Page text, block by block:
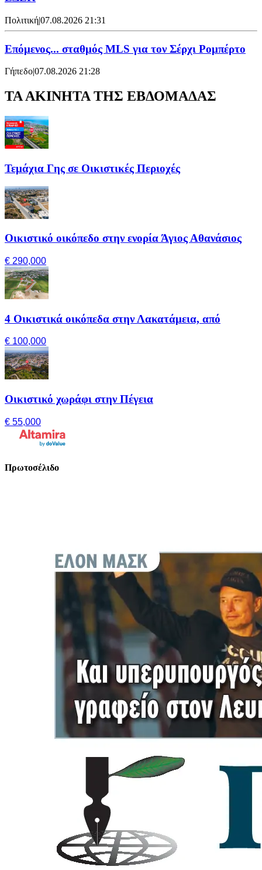
Πολιτική|07.08.2026 21:31
Επόμενος... σταθμός MLS για τον Σέρχι Ρομπέρτο
Γήπεδο|07.08.2026 21:28
ΤΑ ΑΚΙΝΗΤΑ ΤΗΣ ΕΒΔΟΜΑΔΑΣ
Τεμάχια Γης σε Οικιστικές Περιοχές
Οικιστικό οικόπεδο στην ενορία Άγιος Αθανάσιος
€ 290,000
4 Οικιστικά οικόπεδα στην Λακατάμεια, από
€ 100,000
Οικιστικό χωράφι στην Πέγεια
€ 55,000
Πρωτοσέλιδο